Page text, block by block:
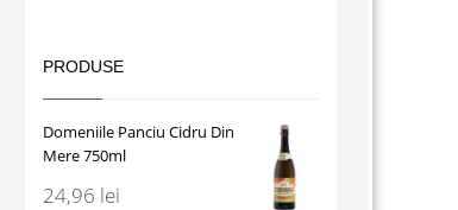
PRODUSE
Domeniile Panciu Cidru Din
Mere 750ml
24,96 lei